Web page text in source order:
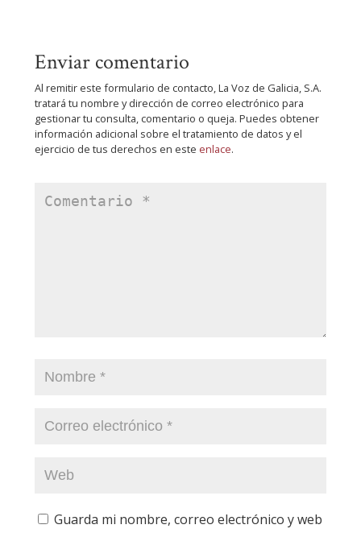
Enviar comentario
Al remitir este formulario de contacto, La Voz de Galicia, S.A.
tratará tu nombre y dirección de correo electrónico para
gestionar tu consulta, comentario o queja. Puedes obtener
información adicional sobre el tratamiento de datos y el
ejercicio de tus derechos en este enlace.
Guarda mi nombre, correo electrónico y web